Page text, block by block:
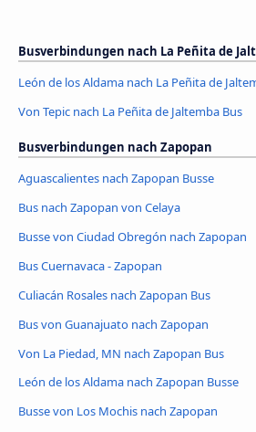
Busverbindungen nach La Peñita de
León de los Aldama nach La Peñita de
Von Tepic nach La Peñita de Jaltemba Bus
Busverbindungen nach Zapopan
Aguascalientes nach Zapopan Busse
Bus nach Zapopan von Celaya
Busse von Ciudad Obregón nach Zapopan
Bus Cuernavaca - Zapopan
Culiacán Rosales nach Zapopan Bus
Bus von Guanajuato nach Zapopan
Von La Piedad, MN nach Zapopan Bus
León de los Aldama nach Zapopan Busse
Busse von Los Mochis nach Zapopan